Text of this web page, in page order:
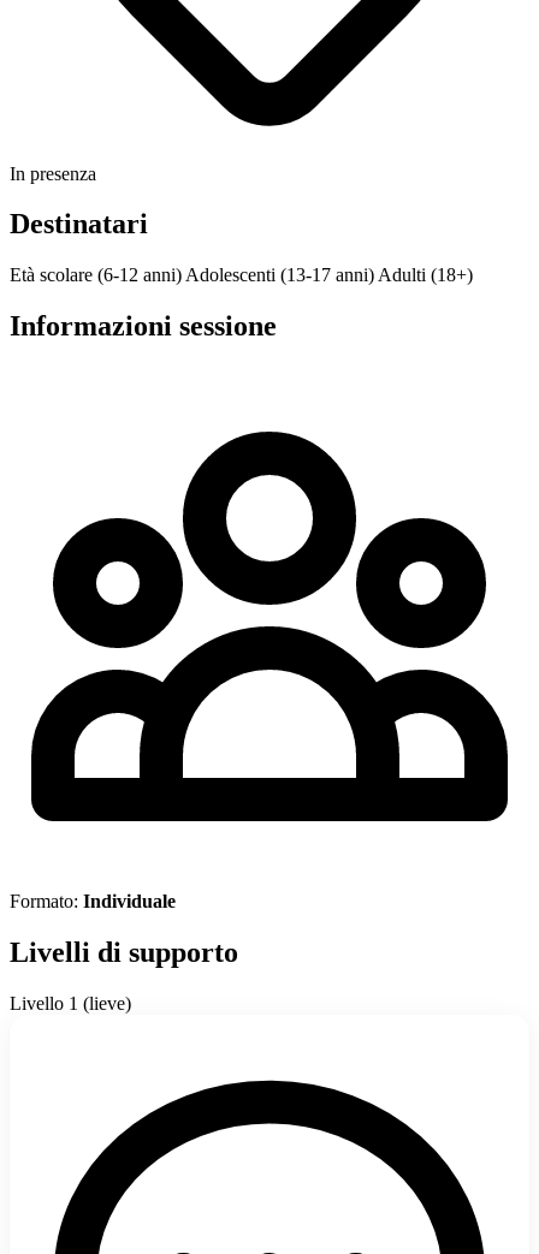
In presenza
Destinatari
Età scolare (6-12 anni) Adolescenti (13-17 anni) Adulti (18+)
Informazioni sessione
Formato: Individuale
Livelli di supporto
Livello 1 (lieve)